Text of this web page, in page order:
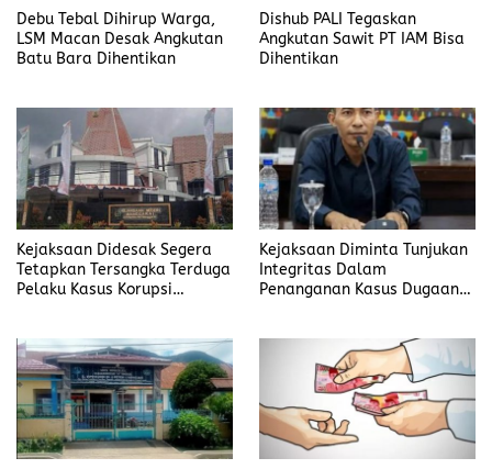
Debu Tebal Dihirup Warga,
LSM Macan Desak Angkutan
Batu Bara Dihentikan
Dishub PALI Tegaskan
Angkutan Sawit PT IAM Bisa
Dihentikan
Kejaksaan Didesak Segera
Tetapkan Tersangka Terduga
Pelaku Kasus Korupsi
Kejaksaan Diminta Tunjukan
Integritas Dalam
Penanganan Kasus Dugaan